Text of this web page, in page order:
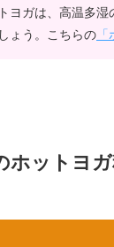
ヨガは、高温多
ょう。こちらの
ホットヨガ